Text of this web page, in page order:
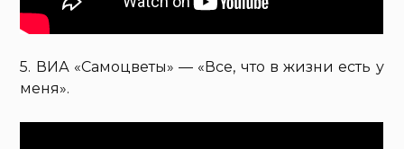
5. ВИА «Самоцветы» — «Все, что в жизни есть у
меня».